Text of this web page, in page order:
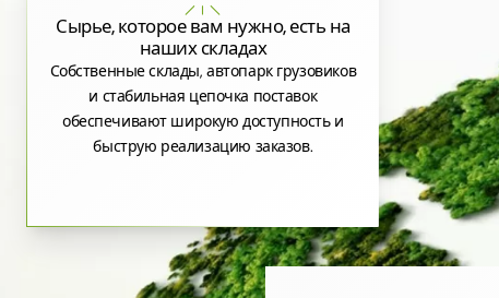
Сырье, которое вам нужно, есть на
наших складах
Собственные склады, автопарк грузовиков
и стабильная цепочка поставок
обеспечивают широкую доступность и
быструю реализацию заказов.